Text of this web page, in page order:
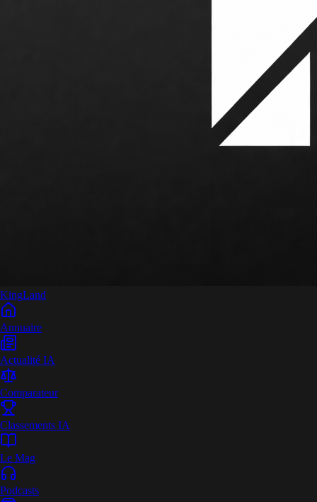
KingLand
Annuaire
Actualité IA
Comparateur
Classements IA
Le Mag
Podcasts